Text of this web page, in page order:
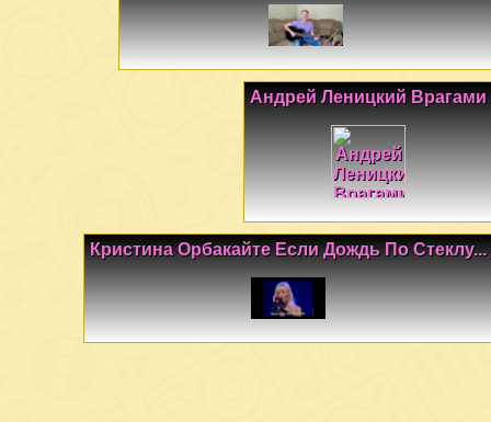
Андрей Леницкий Врагами
Кристина Орбакайте Если Дождь По Стеклу...